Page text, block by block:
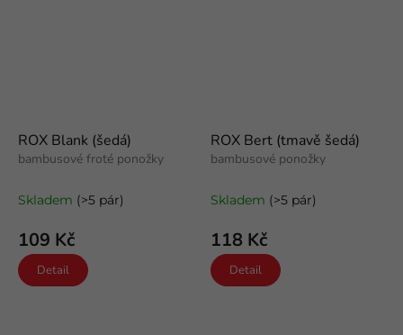
ROX Blank (šedá)
bambusové froté ponožky
Skladem (>5 pár)
109 Kč
Detail
ROX Bert (tmavě šedá)
bambusové ponožky
Skladem (>5 pár)
118 Kč
Detail